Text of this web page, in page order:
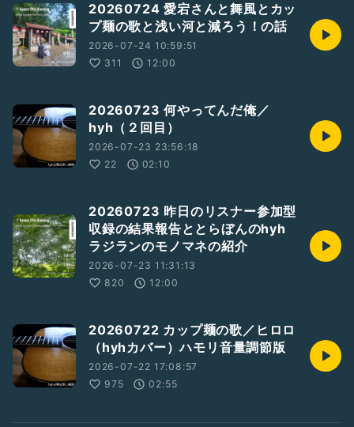
20260724 愛宕さんと舞風とカッ
プ麺の歌と浅い河と減ろう！の話
2026-07-24 10:59:51
311
12:00
20260723 何やってんだ俺／
hyh（２回目）
2026-07-23 23:56:18
22
02:10
20260723 昨日のリスナー参加型
収録の結果報告ととらぼんのhyh
ラジランのモノマネの紹介
2026-07-23 11:31:13
820
12:00
20260722 カップ麺の歌／ヒロロ
（hyhカバー）ハモリ音量調節版
2026-07-22 17:08:57
975
02:55